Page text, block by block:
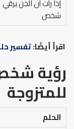
إذا رأت أن الجن يرقي
شخص
اقرأ أيضًا:تفسير
رؤية
للمتزوجة
الحلم